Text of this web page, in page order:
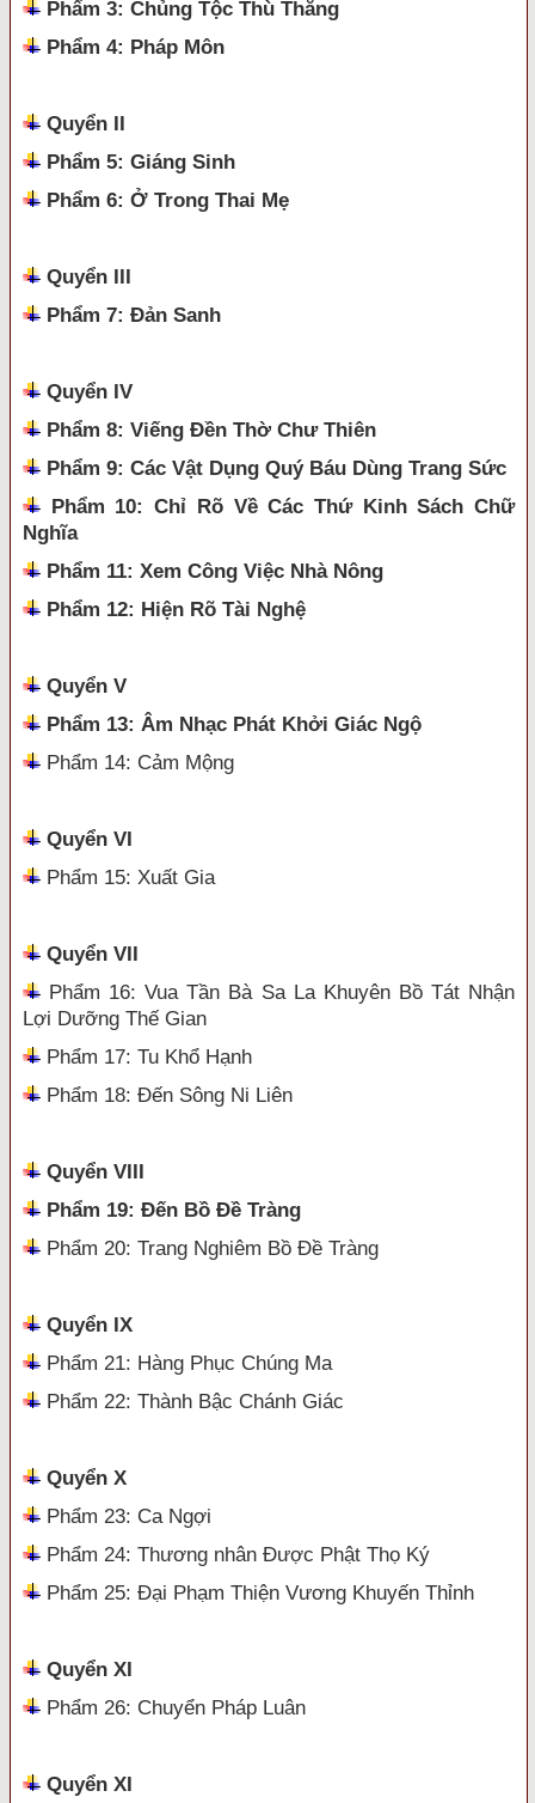
Phẩm 3: Chủng Tộc Thù Thắng
Phẩm 4: Pháp Môn
Quyển II
Phẩm 5: Giáng Sinh
Phẩm 6: Ở Trong Thai Mẹ
Quyển III
Phẩm 7: Đản Sanh
Quyển IV
Phẩm 8: Viếng Đền Thờ Chư Thiên
Phẩm 9: Các Vật Dụng Quý Báu Dùng Trang Sức
Phẩm 10: Chỉ Rõ Về Các Thứ Kinh Sách Chữ
Nghĩa
Phẩm 11: Xem Công Việc Nhà Nông
Phẩm 12: Hiện Rõ Tài Nghệ
Quyển V
Phẩm 13: Âm Nhạc Phát Khởi Giác Ngộ
Phẩm 14: Cảm Mộng
Quyển VI
Phẩm 15: Xuất Gia
Quyển VII
Phẩm 16: Vua Tần Bà Sa La Khuyên Bồ Tát Nhận
Lợi Dưỡng Thế Gian
Phẩm 17: Tu Khổ Hạnh
Phẩm 18: Đến Sông Ni Liên
Quyển VIII
Phẩm 19: Đến Bồ Đề Tràng
Phẩm 20: Trang Nghiêm Bồ Đề Tràng
Quyển IX
Phẩm 21: Hàng Phục Chúng Ma
Phẩm 22: Thành Bậc Chánh Giác
Quyển X
Phẩm 23: Ca Ngợi
Phẩm 24: Thương nhân Được Phật Thọ Ký
Phẩm 25: Đại Phạm Thiện Vương Khuyến Thỉnh
Quyển XI
Phẩm 26: Chuyển Pháp Luân
Quyển XI